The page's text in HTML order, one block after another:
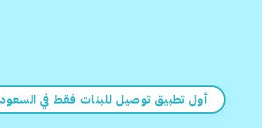
أول تطبيق توصيل للبنات فقط في